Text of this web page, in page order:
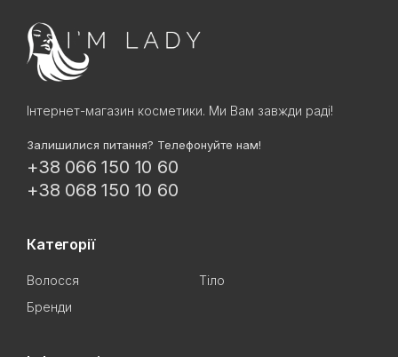
Інтернет-магазин косметики. Ми Вам завжди раді!
Залишилися питання? Телефонуйте нам!
+38 066 150 10 60
+38 068 150 10 60
Категорії
Волосся
Тіло
Бренди